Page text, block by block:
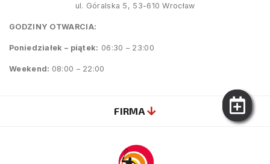
ul. Góralska 5, 53-610 Wrocław
GODZINY OTWARCIA:
Poniedziałek – piątek: 06:30 – 23:00
Weekend: 08:00 – 22:00
FIRMA